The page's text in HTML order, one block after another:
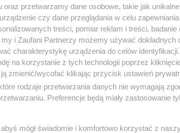
przetwarzamy dane osobowe, takie jak
czy dane przeglądania w celu zapewniania
treści, pomiar reklam i treści, badanie
i Zaufani Partnerzy możemy używać dokładnych
charakterystykę urządzenia do celów
na korzystanie z tych technologii poprzez kliknięcie
zmienić/wycofać klikając przycisk ustawień
rodzaje przetwarzania danych nie wymagają
Preferencje będą miały zastosowanie
mógł świadomie i komfortowo korzystać z